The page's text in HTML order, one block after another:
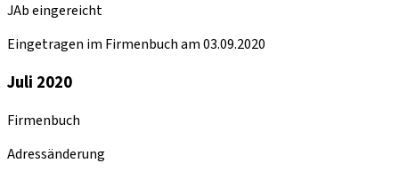
JAb eingereicht
Eingetragen im Firmenbuch am 03.09.2020
Juli 2020
Firmenbuch
Adressänderung